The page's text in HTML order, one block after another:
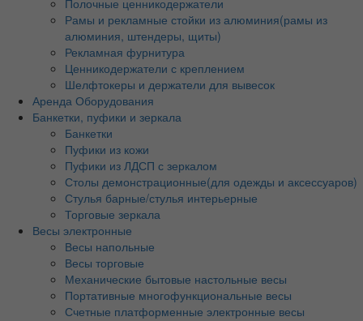
Рамы и рекламные стойки из алюминия(рамы из
алюминия, штендеры, щиты)
Рекламная фурнитура
Ценникодержатели с креплением
Шелфтокеры и держатели для вывесок
Аренда Оборудования
Банкетки, пуфики и зеркала
Банкетки
Пуфики из кожи
Пуфики из ЛДСП с зеркалом
Столы демонстрационные(для одежды и аксессуаров)
Стулья барные/стулья интерьерные
Торговые зеркала
Весы электронные
Весы напольные
Весы торговые
Механические бытовые настольные весы
Портативные многофункциональные весы
Счетные платформенные электронные весы